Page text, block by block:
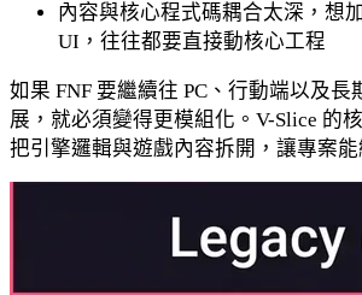
內容與核心程式碼耦合太深，想
UI，往往都要直接動核心工程
如果 FNF 要繼續往 PC、行動端以及長
展，就必須變得更模組化。V-Slice 的
把引擎邏輯與遊戲內容拆開，讓專案能